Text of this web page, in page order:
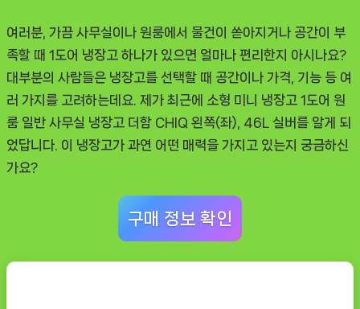
장
고
더
함
CHIQ
후
여러분, 가끔 사무실이나 원룸에서 물건이 쏟아지거나 공간이 부
족할 때 1도어 냉장고 하나가 있으면 얼마나 편리한지 아시나요?
대부분의 사람들은 냉장고를 선택할 때 공간이나 가격, 기능 등 여
러 가지를 고려하는데요. 제가 최근에 소형 미니 냉장고 1도어 원
룸 일반 사무실 냉장고 더함 CHIQ 왼쪽(좌), 46L 실버를 알게 되
었답니다. 이 냉장고가 과연 어떤 매력을 가지고 있는지 궁금하신
가요?
구매 정보 확인